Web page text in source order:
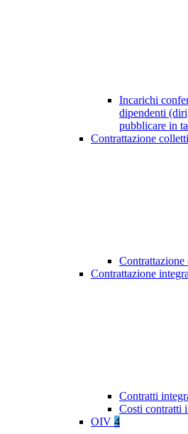
Incarichi
dipendenti
pubblicare in
Contrattazione
Contrattazione
Contrattazione
Contratti
Costi contratti
OIV 4